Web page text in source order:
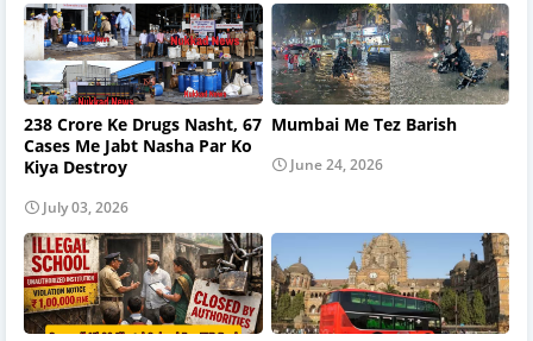
238 Crore Ke Drugs Nasht, 67
Cases Me Jabt Nasha Par Ko
Kiya Destroy
July 03, 2026
Mumbai Me Tez Barish
June 24, 2026